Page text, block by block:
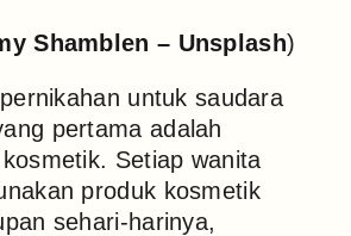
Shamblen – Unsplash)
untuk saudara
pertama adalah
Setiap wanita
produk kosmetik
sehari-harinya,